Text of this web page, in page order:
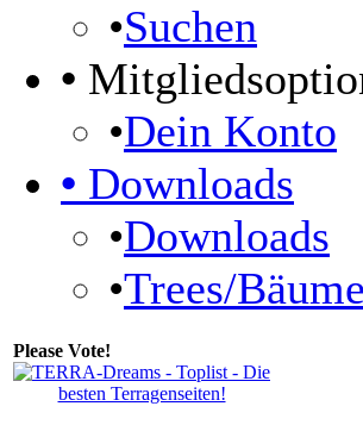
•Suchen
•
•Dein Konto
• Downloads
•Downloads
•Trees/Bäume
Please Vote!